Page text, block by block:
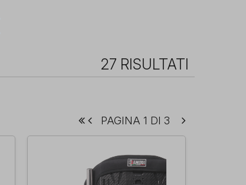
27 RISULTATI
PAGINA 1 DI 3